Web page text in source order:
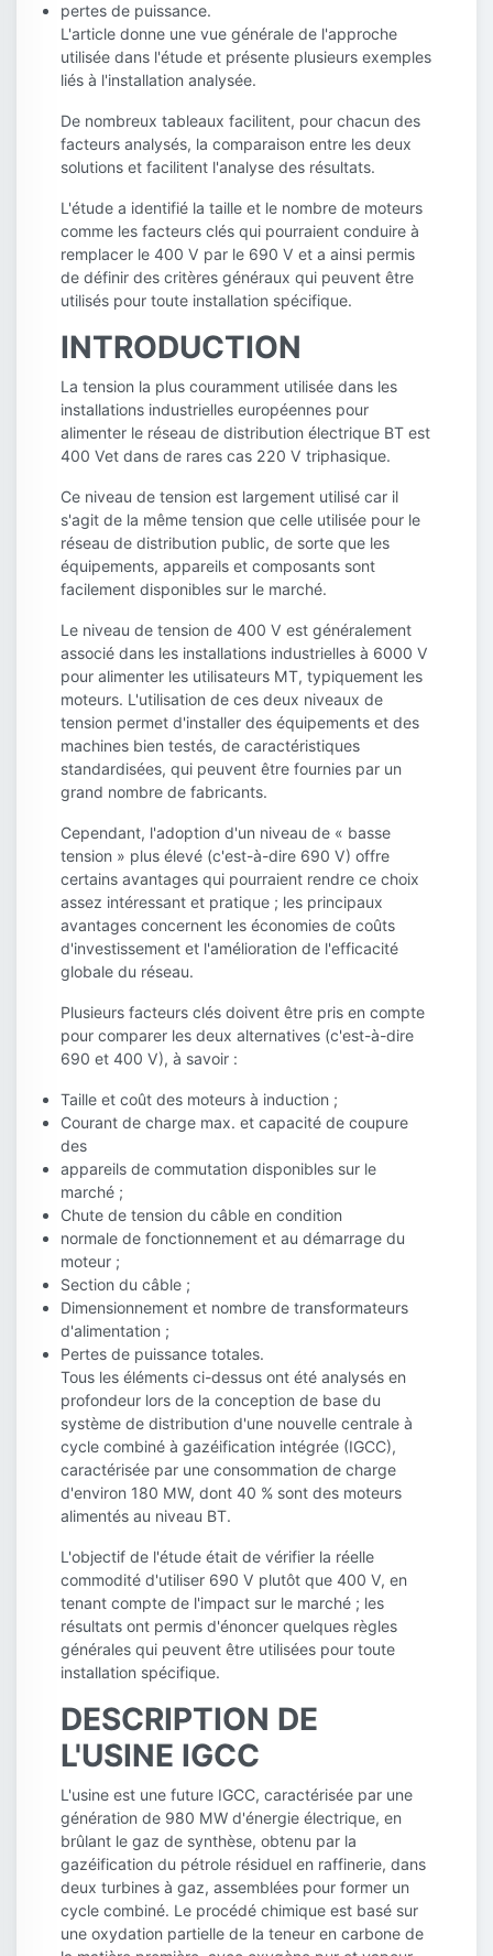
pertes de puissance.
L'article donne une vue générale de l'approche
utilisée dans l'étude et présente plusieurs exemples
liés à l'installation analysée.
De nombreux tableaux facilitent, pour chacun des
facteurs analysés, la comparaison entre les deux
solutions et facilitent l'analyse des résultats.
L'étude a identifié la taille et le nombre de moteurs
comme les facteurs clés qui pourraient conduire à
remplacer le 400 V par le 690 V et a ainsi permis
de définir des critères généraux qui peuvent être
utilisés pour toute installation spécifique.
INTRODUCTION
La tension la plus couramment utilisée dans les
installations industrielles européennes pour
alimenter le réseau de distribution électrique BT est
400 Vet dans de rares cas 220 V triphasique.
Ce niveau de tension est largement utilisé car il
s'agit de la même tension que celle utilisée pour le
réseau de distribution public, de sorte que les
équipements, appareils et composants sont
facilement disponibles sur le marché.
Le niveau de tension de 400 V est généralement
associé dans les installations industrielles à 6000 V
pour alimenter les utilisateurs MT, typiquement les
moteurs. L'utilisation de ces deux niveaux de
tension permet d'installer des équipements et des
machines bien testés, de caractéristiques
standardisées, qui peuvent être fournies par un
grand nombre de fabricants.
Cependant, l'adoption d'un niveau de « basse
tension » plus élevé (c'est-à-dire 690 V) offre
certains avantages qui pourraient rendre ce choix
assez intéressant et pratique ; les principaux
avantages concernent les économies de coûts
d'investissement et l'amélioration de l'efficacité
globale du réseau.
Plusieurs facteurs clés doivent être pris en compte
pour comparer les deux alternatives (c'est-à-dire
690 et 400 V), à savoir :
Taille et coût des moteurs à induction ;
Courant de charge max. et capacité de coupure
des
appareils de commutation disponibles sur le
marché ;
Chute de tension du câble en condition
normale de fonctionnement et au démarrage du
moteur ;
Section du câble ;
Dimensionnement et nombre de transformateurs
d'alimentation ;
Pertes de puissance totales.
Tous les éléments ci-dessus ont été analysés en
profondeur lors de la conception de base du
système de distribution d'une nouvelle centrale à
cycle combiné à gazéification intégrée (IGCC),
caractérisée par une consommation de charge
d'environ 180 MW, dont 40 % sont des moteurs
alimentés au niveau BT.
L'objectif de l'étude était de vérifier la réelle
commodité d'utiliser 690 V plutôt que 400 V, en
tenant compte de l'impact sur le marché ; les
résultats ont permis d'énoncer quelques règles
générales qui peuvent être utilisées pour toute
installation spécifique.
DESCRIPTION DE
L'USINE IGCC
L'usine est une future IGCC, caractérisée par une
génération de 980 MW d'énergie électrique, en
brûlant le gaz de synthèse, obtenu par la
gazéification du pétrole résiduel en raffinerie, dans
deux turbines à gaz, assemblées pour former un
cycle combiné. Le procédé chimique est basé sur
une oxydation partielle de la teneur en carbone de